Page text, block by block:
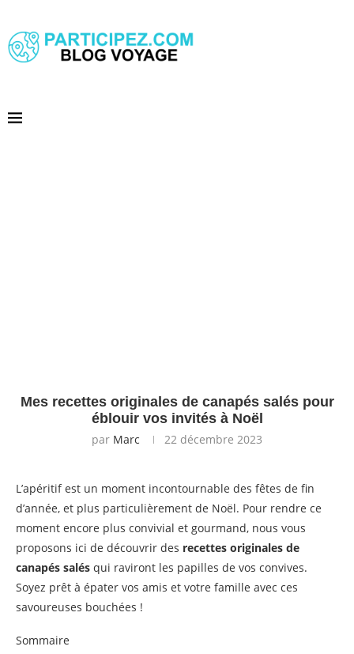
Mes recettes originales de canapés salés pour
éblouir vos invités à Noël
par Marc 22 décembre 2023
L’apéritif est un moment incontournable des fêtes de fin
d’année, et plus particulièrement de Noël. Pour rendre ce
moment encore plus convivial et gourmand, nous vous
proposons ici de découvrir des recettes originales de
canapés salés qui raviront les papilles de vos convives.
Soyez prêt à épater vos amis et votre famille avec ces
savoureuses bouchées !
Sommaire